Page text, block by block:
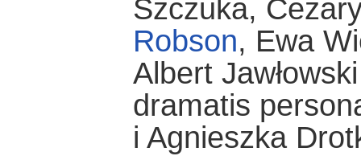
Szczuka,
Robson, Ewa
Albert
dramatis
i Agnieszka